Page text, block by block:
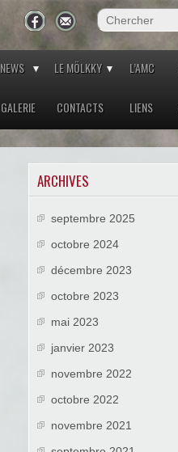
NEWS LE MÖLKKY L’AMC
GALERIE CONTACTS LIENS
ARCHIVES
septembre 2025
octobre 2024
décembre 2023
octobre 2023
mai 2023
janvier 2023
novembre 2022
octobre 2022
novembre 2021